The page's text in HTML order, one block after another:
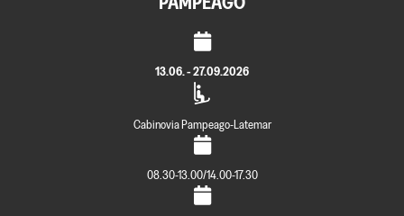
13.06. - 27.09.2026
Cabinovia Pampeago-Latemar
08.30-13.00/14.00-17.30